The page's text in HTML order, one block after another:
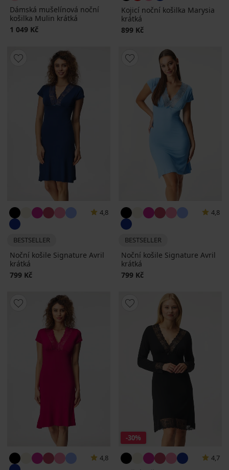
Dámská mušelínová noční
košilka Mulin krátká
1 049 Kč
Kojicí noční košilka Marysia
krátká
899 Kč
4,8
BESTSELLER
Noční košile Signature Avril
krátká
799 Kč
4,8
BESTSELLER
Noční košile Signature Avril
krátká
799 Kč
4,8
-30%
4,7